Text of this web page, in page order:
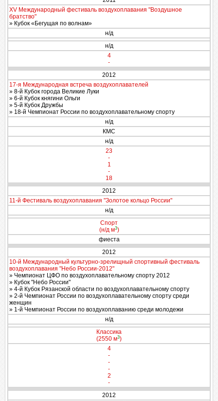
XV Международный фестиваль воздухоплавания "Воздушное
братство"
» Кубок «Бегущая по волнам»
н/д
н/д
4
-
2012
17-я Международная встреча воздухоплавателей
» 8-й Кубок города Великие Луки
» 6-й Кубок княгини Ольги
» 5-й Кубок Дружбы
» 18-й Чемпионат России по воздухоплавательному спорту
н/д
КМС
н/д
23
-
1
-
18
2012
11-й Фестиваль воздухоплавания "Золотое кольцо России"
н/д
Спорт
(н/д м3)
фиеста
2012
10-й Международный культурно-зрелищный спортивный фестиваль
воздухоплавания "Небо России-2012"
» Чемпионат ЦФО по воздухоплавательному спорту 2012
» Кубок "Небо России"
» 4-й Кубок Рязанской области по воздухоплавательному спорту
» 2-й Чемпионат России по воздухоплавательному спорту среди
женщин
» 1-й Чемпионат России по воздухоплаванию среди молодежи
н/д
Классика
(2550 м3)
4
-
-
-
2
-
2012